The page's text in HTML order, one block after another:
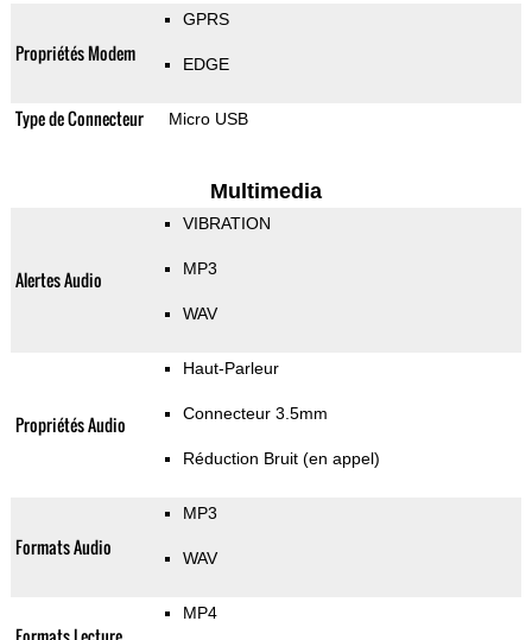
Propriétés Modem
GPRS
EDGE
Type de Connecteur Micro USB
Multimedia
Alertes Audio
VIBRATION
MP3
WAV
Propriétés Audio
Haut-Parleur
Connecteur 3.5mm
Réduction Bruit (en appel)
Formats Audio
MP3
WAV
MP4